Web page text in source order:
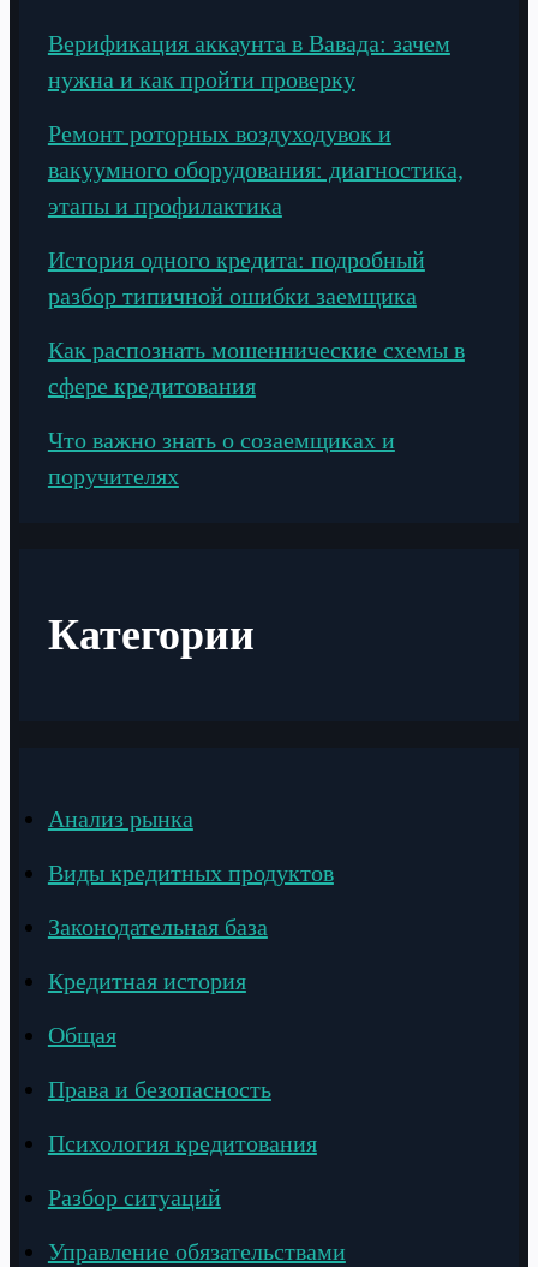
Верификация аккаунта в Вавада: зачем
нужна и как пройти проверку
Ремонт роторных воздуходувок и
вакуумного оборудования: диагностика,
этапы и профилактика
История одного кредита: подробный
разбор типичной ошибки заемщика
Как распознать мошеннические схемы в
сфере кредитования
Что важно знать о созаемщиках и
поручителях
Категории
Анализ рынка
Виды кредитных продуктов
Законодательная база
Кредитная история
Общая
Права и безопасность
Психология кредитования
Разбор ситуаций
Управление обязательствами